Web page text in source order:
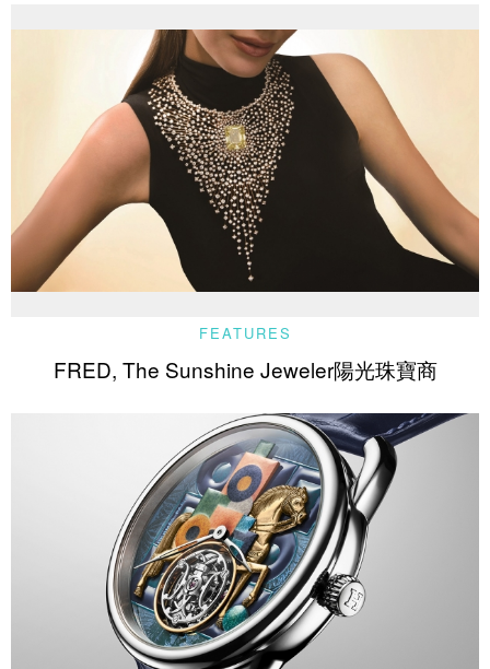
FEATURES
FRED, The Sunshine Jeweler陽光珠寶商